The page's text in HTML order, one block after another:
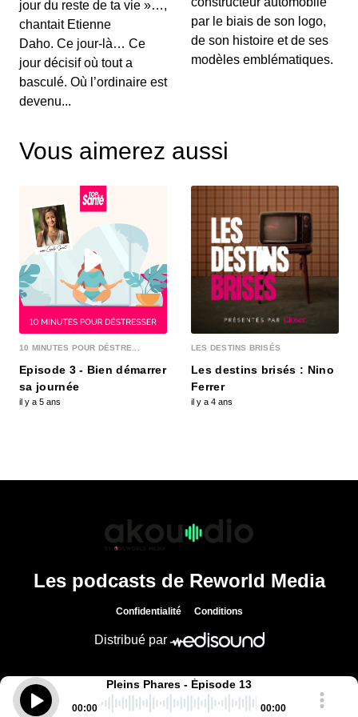
Pleins Phares - Épisode 1
00:30:38 - IL Y A 4 ANS
Au sommaire de ce 1er épisode, la flambée des
jour du reste de ta vie »…,
chantait Etienne
Daho. Ce jour-là… Ce
jour décisif où tout a
basculé. Où l’ordinaire est
devenu...
par le biais de son logo,
de son histoire et de ses
modèles emblématiques.
Vous aimerez aussi
10 MINUTES POUR DÉSTRE...
Episode 3 - Bien démarrer
sa journée
il y a 5 ans
LES DESTINS BRISÉS
Les destins brisés : Nino
Ferrer
il y a 4 ans
Les podcasts de Reworld Media
Confidentialité Conditions
Distribué par
Pleins Phares - Épisode 13
00:00 00:00